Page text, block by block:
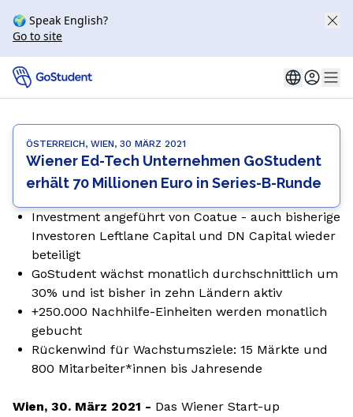
🌍 Speak English?
Go to site
ÖSTERREICH, WIEN, 30 MÄRZ 2021
Wiener Ed-Tech Unternehmen GoStudent
erhält 70 Millionen Euro in Series-B-Runde
Investment angeführt von Coatue - auch bisherige
Investoren Leftlane Capital und DN Capital wieder
beteiligt
GoStudent wächst monatlich durchschnittlich um
30% und ist bisher in zehn Ländern aktiv
+250.000 Nachhilfe-Einheiten werden monatlich
gebucht
Rückenwind für Wachstumsziele: 15 Märkte und
800 Mitarbeiter*innen bis Jahresende
Wien, 30. März 2021 - Das Wiener Start-up